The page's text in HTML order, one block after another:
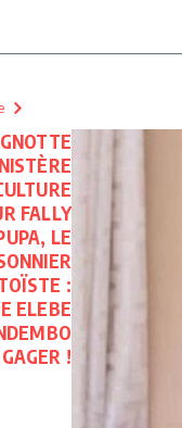
FALLY
LE
:
ELEBE
!